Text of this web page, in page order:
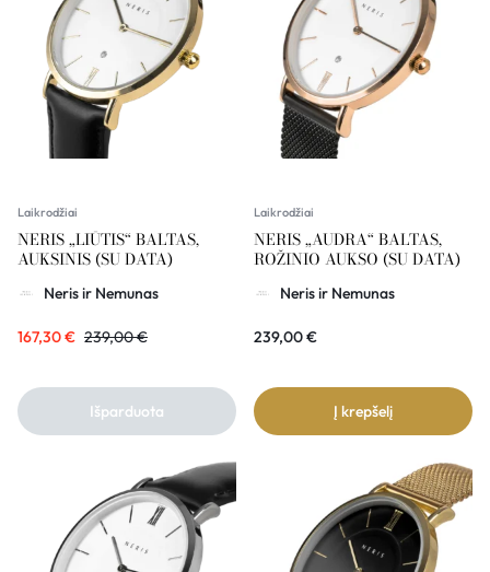
Laikrodžiai
NERIS „LIŪTIS“ BALTAS,
AUKSINIS (SU DATA)
Neris ir Nemunas
167,30€ 239,00€
Išparduota
Laikrodžiai
NERIS „AUDRA“ BALTAS,
ROŽINIO AUKSO (SU DATA)
Neris ir Nemunas
239,00€
Į krepšelį